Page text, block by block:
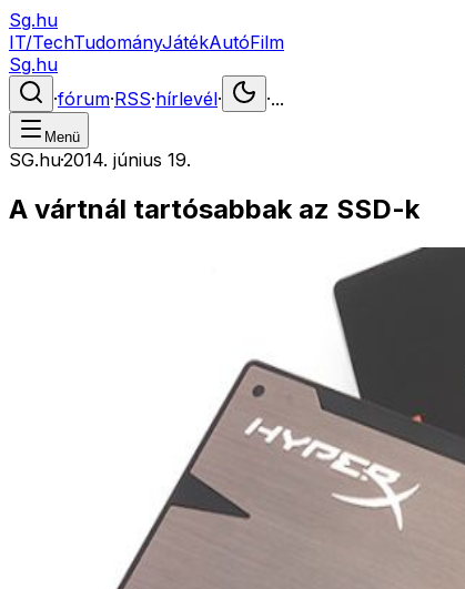
Sg.hu
IT/TechTudományJátékAutóFilm
Sg.hu
·fórum·RSS·hírlevél· ·...
Menü
SG.hu·2014. június 19.
A vártnál tartósabbak az SSD-k